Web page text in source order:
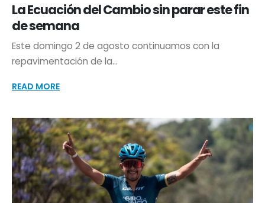
La Ecuación del Cambio sin parar este fin
de semana
Este domingo 2 de agosto continuamos con la
repavimentación de la...
READ MORE